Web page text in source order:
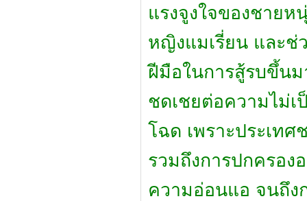
แรงจูงใจของชาย
หญิงแมเรี่ยน และช่
ฝีมือในการสู้รบขึ้น
ชดเชยต่อความไม่เ
โฉด เพราะประเท
รวมถึงการปกครอง
ความอ่อนแอ จนถึง